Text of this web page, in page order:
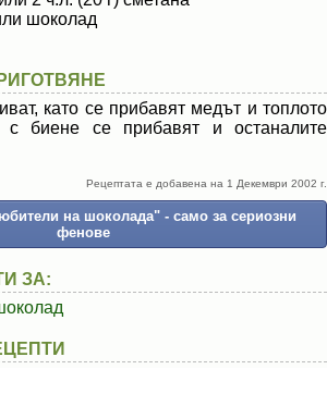
шоколад
като се прибавят медът и топлото
биене се прибавят и останалите
Рецептата е добавена на 1 Декември 2002 г.
на шоколада" - само за сериозни
фенове
ЗА: